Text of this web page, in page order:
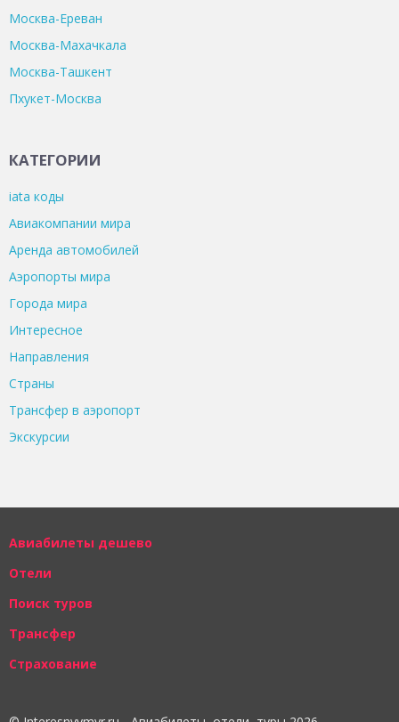
Москва-Ереван
Москва-Махачкала
Москва-Ташкент
Пхукет-Москва
КАТЕГОРИИ
iata коды
Авиакомпании мира
Аренда автомобилей
Аэропорты мира
Города мира
Интересное
Направления
Страны
Трансфер в аэропорт
Экскурсии
Авиабилеты дешево
Отели
Поиск туров
Трансфер
Страхование